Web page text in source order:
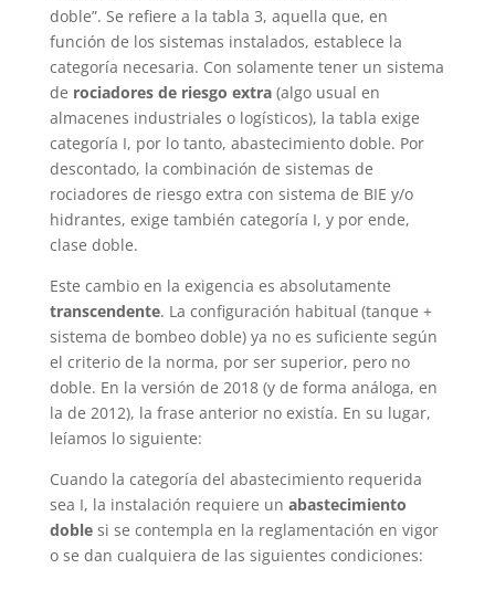
doble”. Se refiere a la tabla 3, aquella que, en
función de los sistemas instalados, establece la
categoría necesaria. Con solamente tener un sistema
de rociadores de riesgo extra(algo usual en
almacenes industriales o logísticos), la tabla exige
categoría I, por lo tanto, abastecimiento doble. Por
descontado, la combinación de sistemas de
rociadores de riesgo extra con sistema de BIE y/o
hidrantes, exige también categoría I, y por ende,
clase doble.
Este cambio en la exigencia es absolutamente
transcendente. La configuración habitual (tanque +
sistema de bombeo doble) ya no es suficiente según
el criterio de la norma, por ser superior, pero no
doble. En la versión de 2018 (y de forma análoga, en
la de 2012), la frase anterior no existía. En su lugar,
leíamos lo siguiente:
Cuando la categoría del abastecimiento requerida
sea I, la instalación requiere un abastecimiento
doblesi se contempla en la reglamentación en vigor
o se dan cualquiera de las siguientes condiciones:
nuestro sitio,
aumenta las
posibilidades de
ver contenido y
ofertas
personalizados.